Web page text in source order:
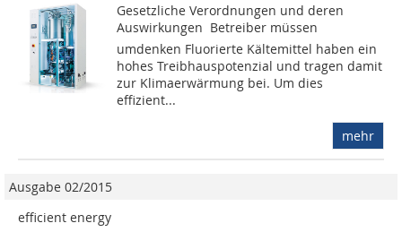
Gesetzliche Verordnungen und deren
Auswirkungen  Betreiber müssen
umdenken Fluorierte Kältemittel haben ein
hohes Treibhauspotenzial und tragen damit
zur Klimaerwärmung bei. Um dies
effizient...
mehr
Ausgabe 02/2015
efficient energy